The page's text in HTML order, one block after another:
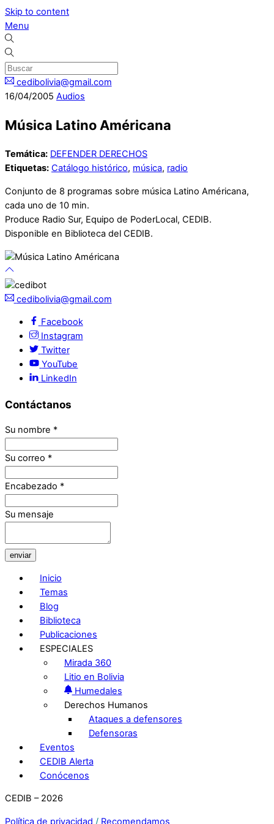
Skip to content
Menu
cedibolivia@gmail.com
16/04/2005 Audios
Música Latino Américana
Temática: DEFENDER DERECHOS
Etiquetas: Catálogo histórico, música, radio
Conjunto de 8 programas sobre música Latino Américana,
cada uno de 10 min.
Produce Radio Sur, Equipo de PoderLocal, CEDIB.
Disponible en Biblioteca del CEDIB.
cedibolivia@gmail.com
Facebook
Instagram
Twitter
YouTube
LinkedIn
Contáctanos
Su nombre *
Su correo *
Encabezado *
Su mensaje
enviar
Inicio
Temas
Blog
Biblioteca
Publicaciones
ESPECIALES
Mirada 360
Litio en Bolivia
Humedales
Derechos Humanos
Ataques a defensores
Defensoras
Eventos
CEDIB Alerta
Conócenos
CEDIB – 2026
Política de privacidad / Recomendamos